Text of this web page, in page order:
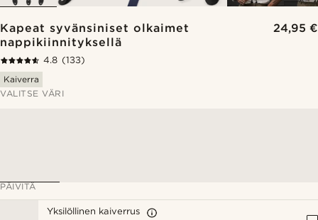
Kapeat syvänsiniset olkaimet
nappikiinnityksellä
24,95 €
4.8 (133)
Kaiverra
VALITSE VÄRI
PÄIVITÄ
Yksilöllinen kaiverrus